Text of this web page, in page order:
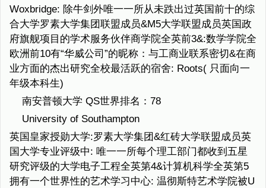
Woxbridge: 除牛剑外唯一一所从未跌出过英国前十的综
合大学罗素大学集团联盟成员&M5大学联盟成员英国政
府旗舰项目的学术服务伙伴商学院全英前3&:数学学院全
欧洲前10有“华威公司”的昵称：与工商业联系密切&在商
业方面的杰出研究全校最活跃的宿舍: Roots( 只面向一
年级本科生)
南安普顿大学 QS世界排名：78
University of Southampton
英国皇家授勋大学:罗素大学集团&红砖大学联盟成员英
国大学专业评级中: 唯一一所每个理工部门都收到五星
研究评级的大学电子工程全英第4&计算机科学全英第5
拥有一个世界性的艺术学习中心: 温彻斯特艺术学院被U